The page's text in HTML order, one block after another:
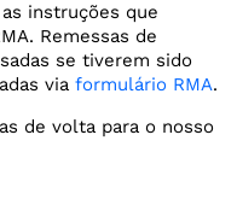
instruções que
Remessas de
se tiverem sido
via formulário RMA.
de volta para o nosso